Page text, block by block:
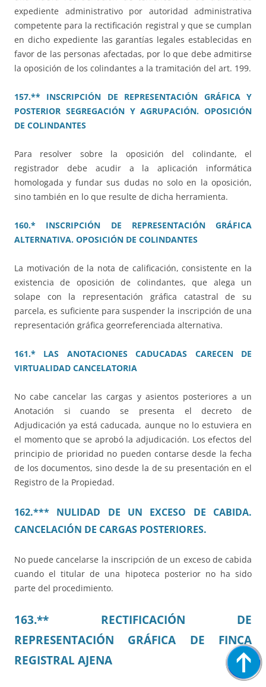
expediente administrativo por autoridad administrativa
competente para la rectificación registral y que se cumplan
en dicho expediente las garantías legales establecidas en
favor de las personas afectadas, por lo que debe admitirse
la oposición de los colindantes a la tramitación del art. 199.
157.** INSCRIPCIÓN DE REPRESENTACIÓN GRÁFICA Y
POSTERIOR SEGREGACIÓN Y AGRUPACIÓN. OPOSICIÓN
DE COLINDANTES
Para resolver sobre la oposición del colindante, el
registrador debe acudir a la aplicación informática
homologada y fundar sus dudas no solo en la oposición,
sino también en lo que resulte de dicha herramienta.
160.* INSCRIPCIÓN DE REPRESENTACIÓN GRÁFICA
ALTERNATIVA. OPOSICIÓN DE COLINDANTES
La motivación de la nota de calificación, consistente en la
existencia de oposición de colindantes, que alega un
solape con la representación gráfica catastral de su
parcela, es suficiente para suspender la inscripción de una
representación gráfica georreferenciada alternativa.
161.* LAS ANOTACIONES CADUCADAS CARECEN DE
VIRTUALIDAD CANCELATORIA
No cabe cancelar las cargas y asientos posteriores a un
Anotación si cuando se presenta el decreto de
Adjudicación ya está caducada, aunque no lo estuviera en
el momento que se aprobó la adjudicación. Los efectos del
principio de prioridad no pueden contarse desde la fecha
de los documentos, sino desde la de su presentación en el
Registro de la Propiedad.
162.*** NULIDAD DE UN EXCESO DE CABIDA.
CANCELACIÓN DE CARGAS POSTERIORES.
No puede cancelarse la inscripción de un exceso de cabida
cuando el titular de una hipoteca posterior no ha sido
parte del procedimiento.
163.** RECTIFICACIÓN DE
REPRESENTACIÓN GRÁFICA DE FINCA
REGISTRAL AJENA